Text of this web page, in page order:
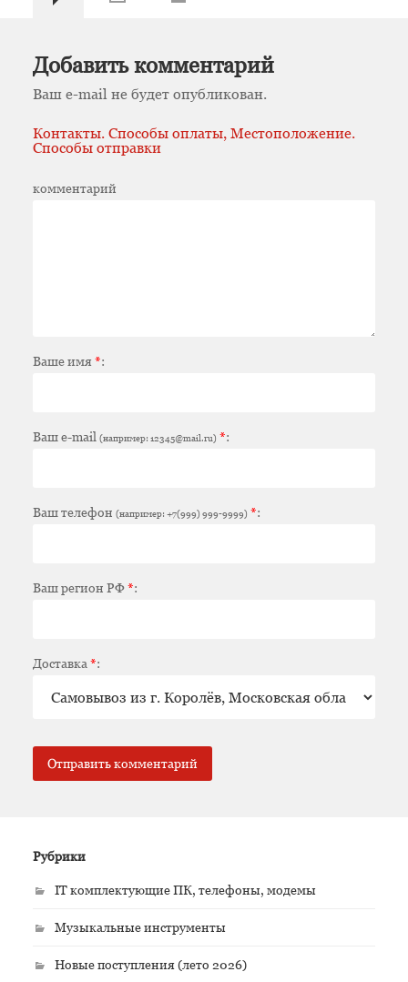
Добавить комментарий
Ваш e-mail не будет опубликован.
Контакты. Способы оплаты, Местоположение.
Способы отправки
комментарий
Ваше имя*:
Ваш e-mail (например: 12345@mail.ru) *:
Ваш телефон (например: +7(999) 999-9999) *:
Ваш регион РФ*:
Доставка *:
Рубрики
IT комплектующие ПК, телефоны, модемы
Музыкальные инструменты
Новые поступления (лето 2026)